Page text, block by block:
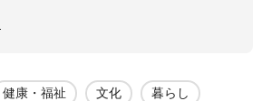
健康・福祉 文化 暮らし